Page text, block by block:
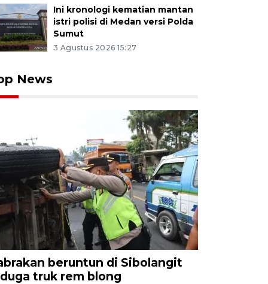
Ini kronologi kematian mantan
istri polisi di Medan versi Polda
Sumut
3 Agustus 2026 15:27
News
beruntun di Sibolangit
truk rem blong